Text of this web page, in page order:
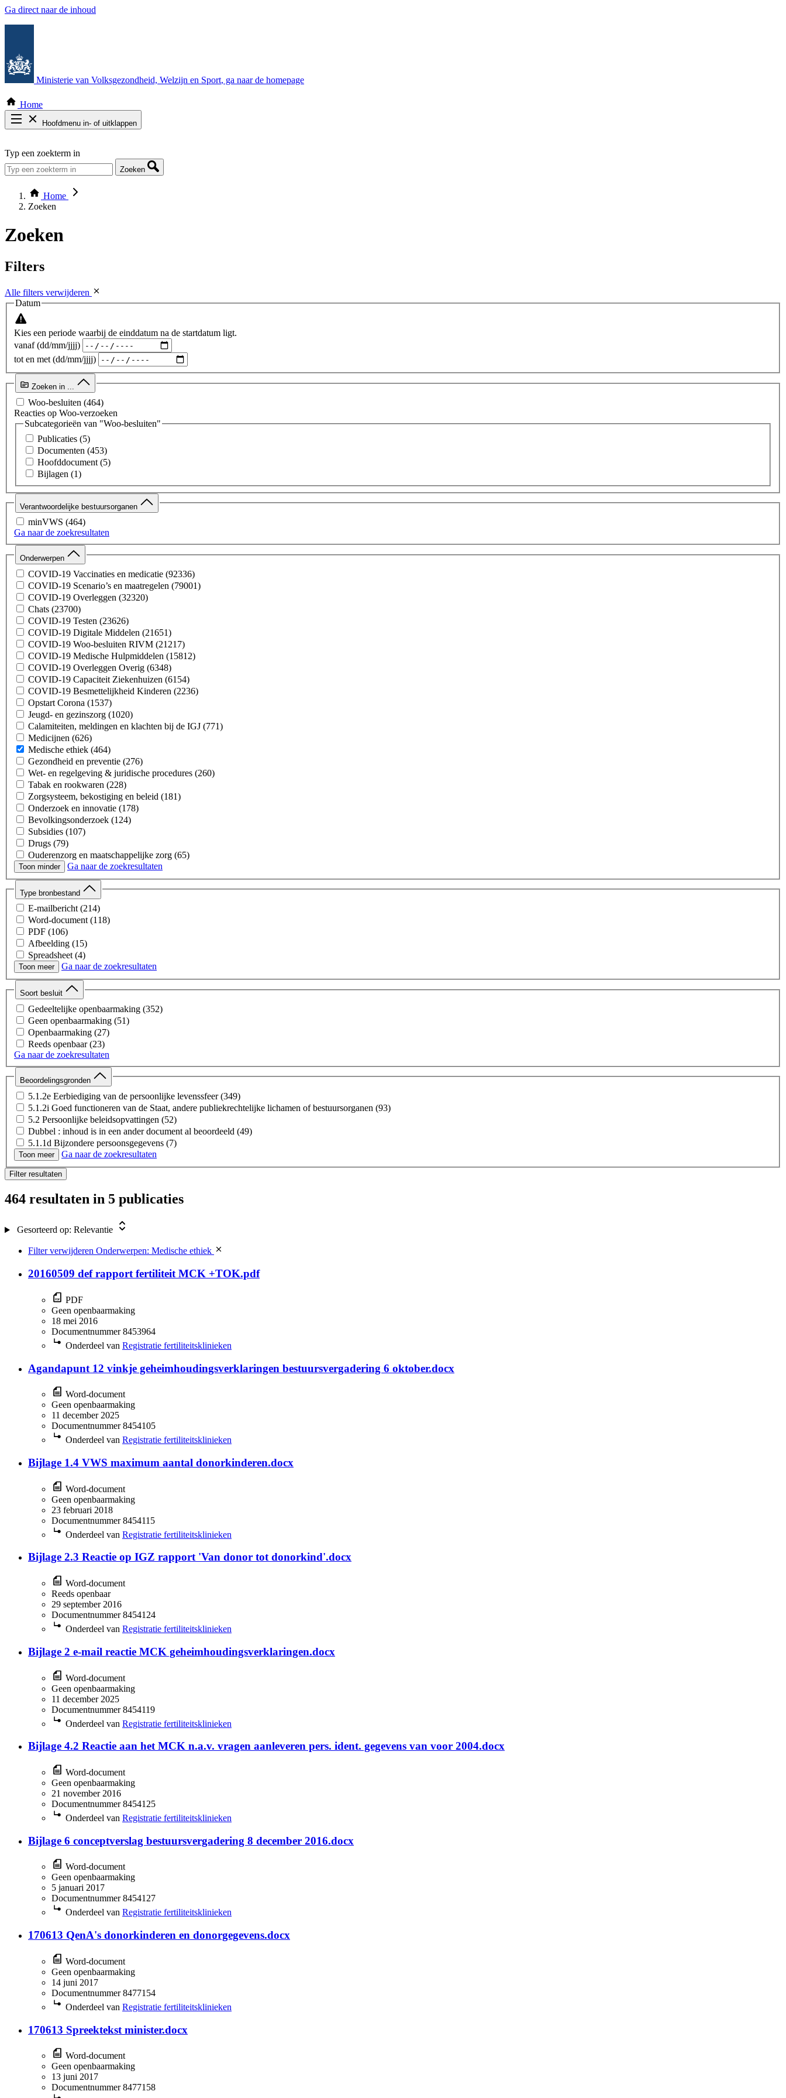
Ga direct naar de inhoud
Ministerie van Volksgezondheid, Welzijn en Sport, ga naar de homepage
Home
Hoofdmenu in- of uitklappen
Thema COVID-19
Bekijk per bestuursorgaan
Typ een zoekterm in
Zoeken
Home
Zoeken
Zoeken
Filters
Alle filters verwijderen
Datum
Kies een periode waarbij de einddatum na de startdatum ligt.
vanaf (dd/mm/jjjj)
tot en met (dd/mm/jjjj)
Zoeken in ...
Woo-besluiten (464)
Reacties op Woo-verzoeken
Subcategorieën van "Woo-besluiten"
Publicaties (5)
Documenten (453)
Hoofddocument (5)
Bijlagen (1)
Verantwoordelijke bestuursorganen
minVWS (464)
Ga naar de zoekresultaten
Onderwerpen
COVID-19 Vaccinaties en medicatie (92336)
COVID-19 Scenario’s en maatregelen (79001)
COVID-19 Overleggen (32320)
Chats (23700)
COVID-19 Testen (23626)
COVID-19 Digitale Middelen (21651)
COVID-19 Woo-besluiten RIVM (21217)
COVID-19 Medische Hulpmiddelen (15812)
COVID-19 Overleggen Overig (6348)
COVID-19 Capaciteit Ziekenhuizen (6154)
COVID-19 Besmettelijkheid Kinderen (2236)
Opstart Corona (1537)
Jeugd- en gezinszorg (1020)
Calamiteiten, meldingen en klachten bij de IGJ (771)
Medicijnen (626)
Medische ethiek (464)
Gezondheid en preventie (276)
Wet- en regelgeving & juridische procedures (260)
Tabak en rookwaren (228)
Zorgsysteem, bekostiging en beleid (181)
Onderzoek en innovatie (178)
Bevolkingsonderzoek (124)
Subsidies (107)
Drugs (79)
Ouderenzorg en maatschappelijke zorg (65)
Toon minder Ga naar de zoekresultaten
Type bronbestand
E-mailbericht (214)
Word-document (118)
PDF (106)
Afbeelding (15)
Spreadsheet (4)
Presentatie (2)
Toon meer Ga naar de zoekresultaten
Soort besluit
Gedeeltelijke openbaarmaking (352)
Geen openbaarmaking (51)
Openbaarmaking (27)
Reeds openbaar (23)
Ga naar de zoekresultaten
Beoordelingsgronden
5.1.2e Eerbiediging van de persoonlijke levenssfeer (349)
5.1.2i Goed functioneren van de Staat, andere publiekrechtelijke lichamen of bestuursorganen (93)
5.2 Persoonlijke beleidsopvattingen (52)
Dubbel : inhoud is in een ander document al beoordeeld (49)
5.1.1d Bijzondere persoonsgegevens (7)
Buiten de reikwijdte van het verzoek
5.1.2d Inspectie, controle en toezicht door bestuursorganen (5)
5.1.1c Vertrouwelijke bedrijfs- en fabricagegegevens
Artikel 9, zevende lid, van de Wkkgz (1)
Toon meer Ga naar de zoekresultaten
Filter resultaten
464 resultaten in 5 publicaties
Gesorteerd op: Relevantie
Filter verwijderen Onderwerpen: Medische ethiek
20160509 def rapport fertiliteit MCK +TOK.pdf
PDF
Geen openbaarmaking
18 mei 2016
Documentnummer 8453964
Onderdeel van Registratie fertiliteitsklinieken
Agandapunt 12 vinkje geheimhoudingsverklaringen bestuursvergadering 6 oktober.docx
Word-document
Geen openbaarmaking
11 december 2025
Documentnummer 8454105
Onderdeel van Registratie fertiliteitsklinieken
Bijlage 1.4 VWS maximum aantal donorkinderen.docx
Word-document
Geen openbaarmaking
23 februari 2018
Documentnummer 8454115
Onderdeel van Registratie fertiliteitsklinieken
Bijlage 2.3 Reactie op IGZ rapport 'Van donor tot donorkind'.docx
Word-document
Reeds openbaar
29 september 2016
Documentnummer 8454124
Onderdeel van Registratie fertiliteitsklinieken
Bijlage 2 e-mail reactie MCK geheimhoudingsverklaringen.docx
Word-document
Geen openbaarmaking
11 december 2025
Documentnummer 8454119
Onderdeel van Registratie fertiliteitsklinieken
Bijlage 4.2 Reactie aan het MCK n.a.v. vragen aanleveren pers. ident. gegevens van voor 2004.docx
Word-document
Geen openbaarmaking
21 november 2016
Documentnummer 8454125
Onderdeel van Registratie fertiliteitsklinieken
Bijlage 6 conceptverslag bestuursvergadering 8 december 2016.docx
Word-document
Geen openbaarmaking
5 januari 2017
Documentnummer 8454127
Onderdeel van Registratie fertiliteitsklinieken
170613 QenA's donorkinderen en donorgegevens.docx
Word-document
Geen openbaarmaking
14 juni 2017
Documentnummer 8477154
Onderdeel van Registratie fertiliteitsklinieken
170613 Spreektekst minister.docx
Word-document
Geen openbaarmaking
13 juni 2017
Documentnummer 8477158